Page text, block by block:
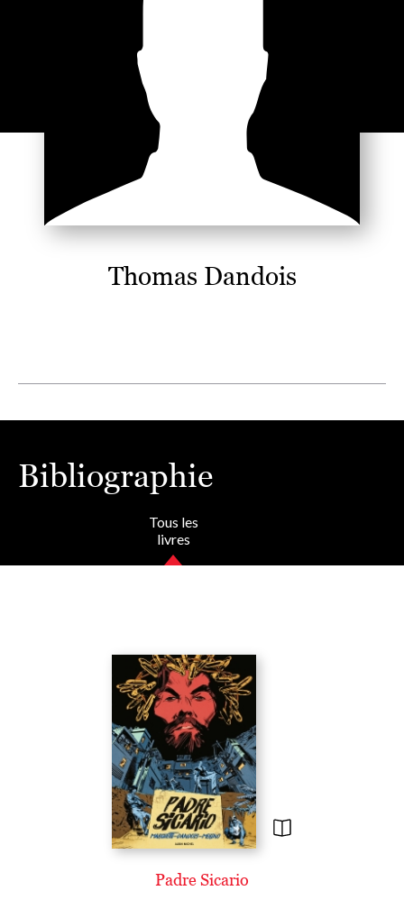
Thomas Dandois
Bibliographie
Tous les
livres
Padre Sicario